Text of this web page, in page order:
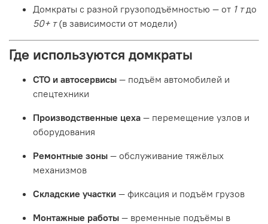
Домкраты с разной грузоподъёмностью — от 1 тдо
50+ т(в зависимости от модели)
Где используются домкраты
СТО и автосервисы — подъём автомобилей и
спецтехники
Производственные цеха — перемещение узлов и
оборудования
Ремонтные зоны — обслуживание тяжёлых
механизмов
Складские участки — фиксация и подъём грузов
Монтажные работы — временные подъёмы в